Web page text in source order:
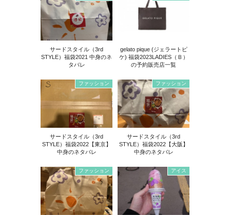
サードスタイル（3rd
STYLE）福袋2021 中身のネ
タバレ
gelato pique (ジェラートピ
ケ) 福袋2023LADIES（Ｂ）
の予約販売店一覧
ファッション
サードスタイル（3rd
STYLE）福袋2022【東京】
中身のネタバレ
ファッション
サードスタイル（3rd
STYLE）福袋2022【大阪】
中身のネタバレ
ファッション アイス